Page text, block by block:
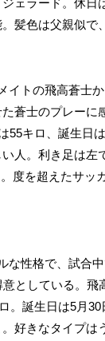
髪色は父親似で
イトの飛高蒼士
蒼士のプレーに
キロ、誕生日
人。利き足は左
度を超えたサッ
性格で、試合
としている。飛
。誕生日は5月
好きなタイプは